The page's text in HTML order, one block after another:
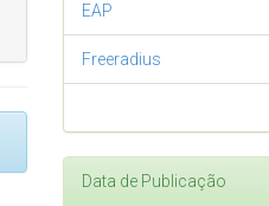
EAP
Freeradius
Data de Publicação